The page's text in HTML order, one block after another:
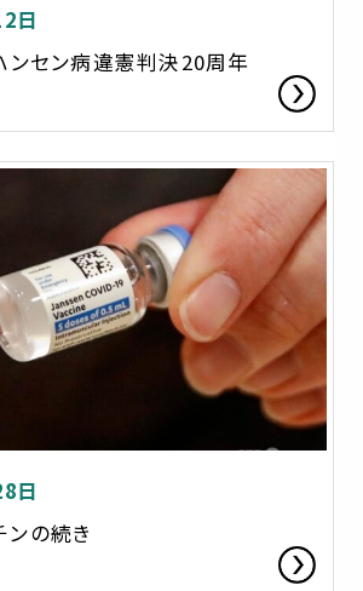
日
ンセン病違憲判決20周年
日
ンの続き